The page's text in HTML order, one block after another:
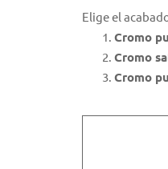
Elige el
Cromo
Cromo
Cromo